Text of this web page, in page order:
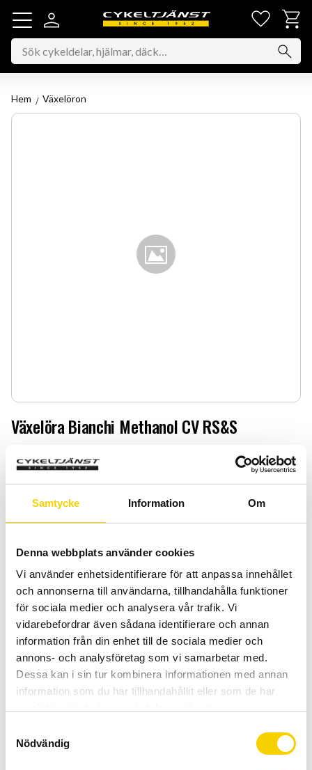
Samtycke Information Om
Denna webbplats använder cookies
Vi använder enhetsidentifierare för att anpassa innehållet
och annonserna till användarna, tillhandahålla funktioner
för sociala medier och analysera vår trafik. Vi
vidarebefordrar även sådana identifierare och annan
information från din enhet till de sociala medier och
annons- och analysföretag som vi samarbetar med.
Dessa kan i sin tur kombinera informationen med annan
information som du har tillhandahållit eller som de har
Nödvändig
Meny
Hem Växelöron
Växelöra Bianchi Methanol CV RS&S
319:-
KÖP
Certifierad cykelservice & Shimano Service Center
Allt inom cykel på ett ställe
Kunnig personal och hög kundnöjdhet
Lagerstatus
Beställningsvara